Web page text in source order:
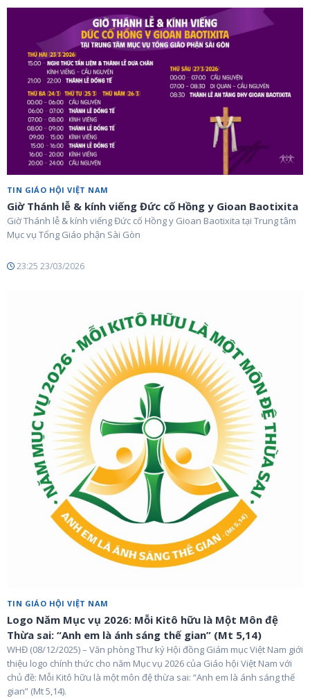
TIN GIÁO HỘI VIỆT NAM
Giờ Thánh lễ & kính viếng Đức cố Hồng y Gioan Baotixita
Giờ Thánh lễ & kính viếng Đức cố Hồng y Gioan Baotixita tại Trung tâm
Mục vụ Tổng Giáo phận Sài Gòn
23:25 23/03/2026
TIN GIÁO HỘI VIỆT NAM
Logo Năm Mục vụ 2026: Mỗi Kitô hữu là Một Môn đệ
Thừa sai: “Anh em là ánh sáng thế gian” (Mt 5,14)
WHĐ (08/12/2025) – Văn phòng Thư ký Hội đồng Giám mục Việt Nam giới
thiệu logo chính thức cho năm Mục vụ 2026 của Giáo hội Việt Nam với
chủ đề: Mỗi Kitô hữu là một môn đệ thừa sai: “Anh em là ánh sáng thế
gian” (Mt 5,14).